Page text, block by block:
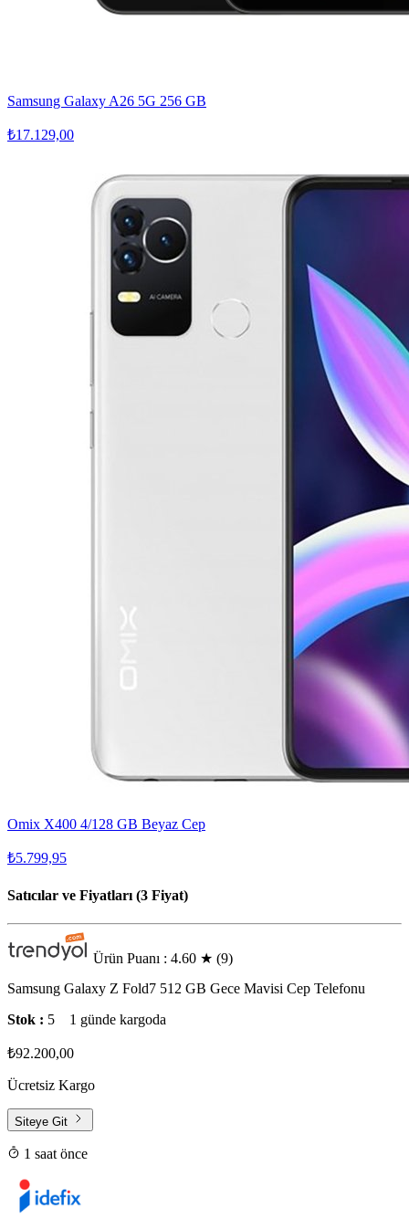
Samsung Galaxy A26 5G 256 GB
₺17.129,00
Omix X400 4/128 GB Beyaz Cep
₺5.799,95
Satıcılar ve Fiyatları (3 Fiyat)
Ürün Puanı : 4.60 ★ (9)
Samsung Galaxy Z Fold7 512 GB Gece Mavisi Cep Telefonu
Stok : 5 1 günde kargoda
₺92.200,00
Ücretsiz Kargo
Siteye Git
1 saat önce